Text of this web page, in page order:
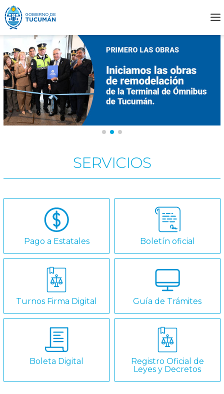
SERVICIOS
Pago a Estatales Boletín oficial
Turnos Firma Digital Guía de Trámites
Boleta Digital
Registro Oficial de
Leyes y Decretos